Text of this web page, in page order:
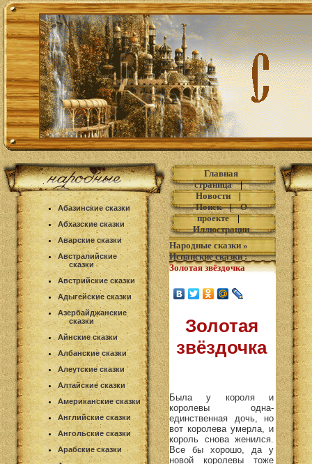
Абазинские сказки
Абхазские сказки
Аварские сказки
Австралийские
сказки
Австрийские сказки
Адыгейские сказки
Азербайджанские
сказки
Айнские сказки
Албанские сказки
Алеутские сказки
Алтайские сказки
Американские сказки
Английские сказки
Ангольские сказки
Арабские сказки
Главная
страница|
Новости|
Поиск|О
проекте|
Иллюстрации
Народные сказки »
Испанские сказки:
Золотая звёздочка
Золотая
звёздочка
Была у короля и
королевы одна-
единственная дочь, но
вот королева умерла, и
король снова женился.
Все бы хорошо, да у
новой королевы тоже